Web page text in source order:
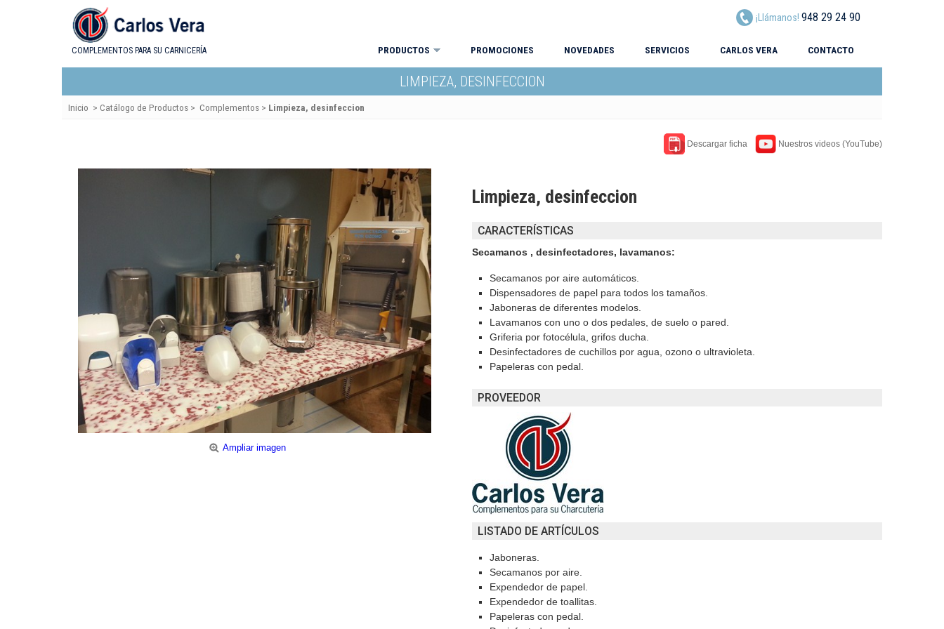
COMPLEMENTOS PARA SU CARNICERÍA
¡Llámanos! 948 29 24 90
PRODUCTOS PROMOCIONES NOVEDADES SERVICIOS CARLOS VERA CONTACTO
LIMPIEZA, DESINFECCION
Inicio > Catálogo de Productos > Complementos > Limpieza, desinfeccion
Descargar ficha Nuestros videos (YouTube)
Ampliar imagen
Limpieza, desinfeccion
CARACTERÍSTICAS
Secamanos , desinfectadores, lavamanos:
Secamanos por aire automáticos.
Dispensadores de papel para todos los tamaños.
Jaboneras de diferentes modelos.
Lavamanos con uno o dos pedales, de suelo o pared.
Griferia por fotocélula, grifos ducha.
Desinfectadores de cuchillos por agua, ozono o ultravioleta.
Papeleras con pedal.
PROVEEDOR
LISTADO DE ARTÍCULOS
Jaboneras.
Secamanos por aire.
Expendedor de papel.
Expendedor de toallitas.
Papeleras con pedal.